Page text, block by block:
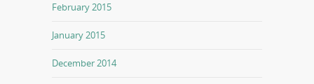
February 2015
January 2015
December 2014